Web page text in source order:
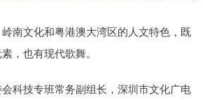
南文化和粤港澳大湾区的人文特色，既
，也有现代歌舞。
科技专班常务副组长，深圳市文化广电